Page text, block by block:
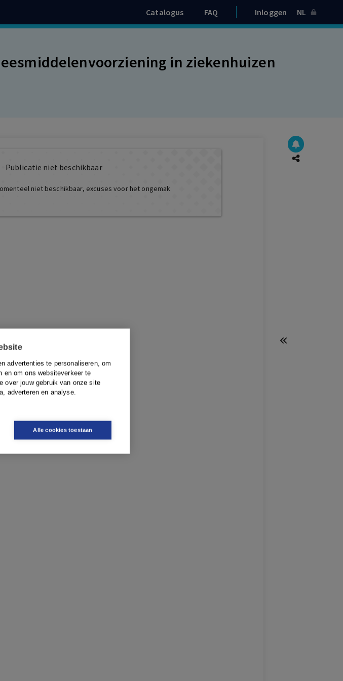
advertenties te personaliseren, om
en om ons websiteverkeer te
over jouw gebruik van onze site
adverteren en analyse.
Alle cookies toestaan
Catalogus FAQ Inloggen NL
in ziekenhuizen
Publicatie niet beschikbaar
niet beschikbaar, excuses voor het ongemak